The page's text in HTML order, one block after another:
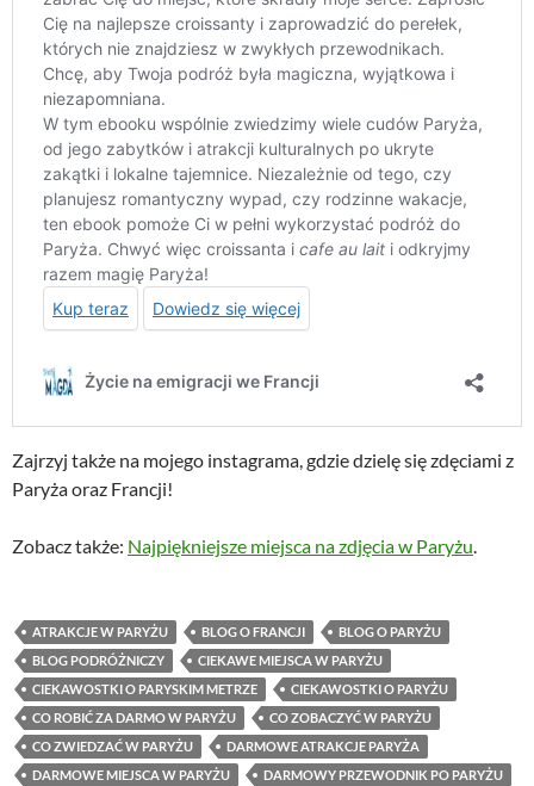
Zajrzyj także na mojego instagrama, gdzie dzielę się zdęciami z
Paryża oraz Francji!
Zobacz także: Najpiękniejsze miejsca na zdjęcia w Paryżu.
ATRAKCJE W PARYŻU BLOG O FRANCJI
BLOG O PARYŻU
BLOG PODRÓŻNICZY
CIEKAWE MIEJSCA W PARYŻU
CIEKAWOSTKI O PARYSKIM METRZE
CIEKAWOSTKI O PARYŻU
CO ROBIĆ ZA DARMO W PARYŻU
CO ZOBACZYĆ W PARYŻU
CO ZWIEDZAĆ W PARYŻU
DARMOWE ATRAKCJE PARYŻA
DARMOWE MIEJSCA W PARYŻU
DARMOWY PRZEWODNIK PO PARYŻU